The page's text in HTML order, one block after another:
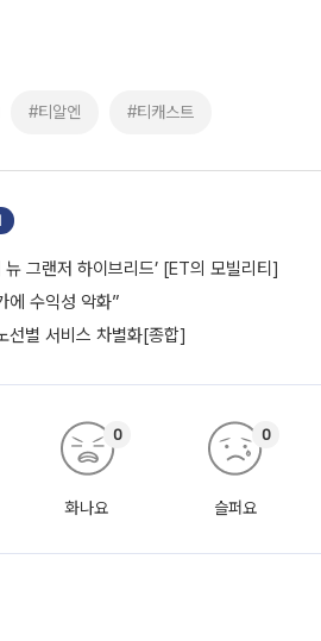
#티알엔 #티캐스트
그랜저 하이브리드’ [ET의 모빌리티]
에 수익성 악화”
선별 서비스 차별화[종합]
화나요
0
슬퍼요
0